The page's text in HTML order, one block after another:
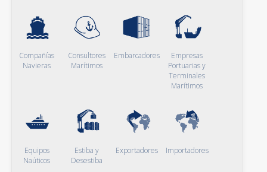
Compañías
Navieras
Consultores
Marítimos
Embarcadores
Empresas
Portuarias y
Terminales
Marítimos
Equipos
Naúticos
Estiba y
Desestiba
Exportadores Importadores